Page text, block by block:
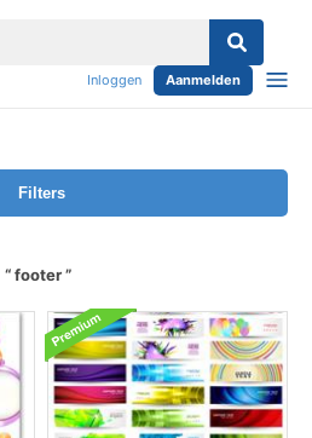
Inloggen Aanmelden
Filters
footer